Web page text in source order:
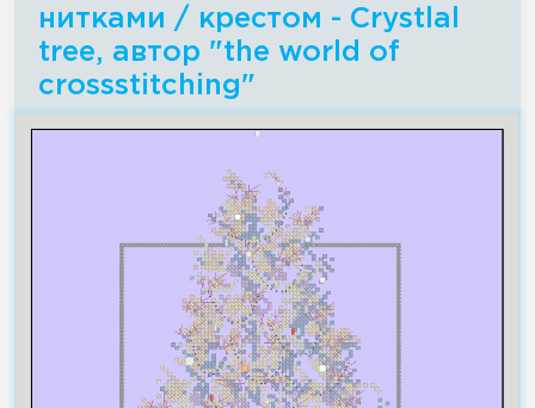
нитками / крестом - Crystlal
tree, автор "the world of
crossstitching"